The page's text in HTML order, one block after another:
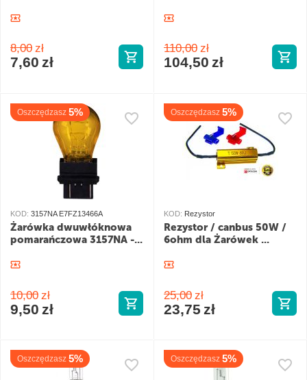
8,00 zł
7,60 zł
110,00 zł
104,50 zł
Oszczędzasz 5%
KOD: 3157NA E7FZ13466A
Żarówka dwuwłóknowa
pomarańczowa 3157NA -...
10,00 zł
9,50 zł
Oszczędzasz 5%
KOD: Rezystor
Rezystor / canbus 50W /
6ohm dla Żarówek ...
25,00 zł
23,75 zł
Oszczędzasz 5% Oszczędzasz 5%